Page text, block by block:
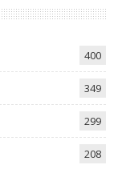
400
349
299
208